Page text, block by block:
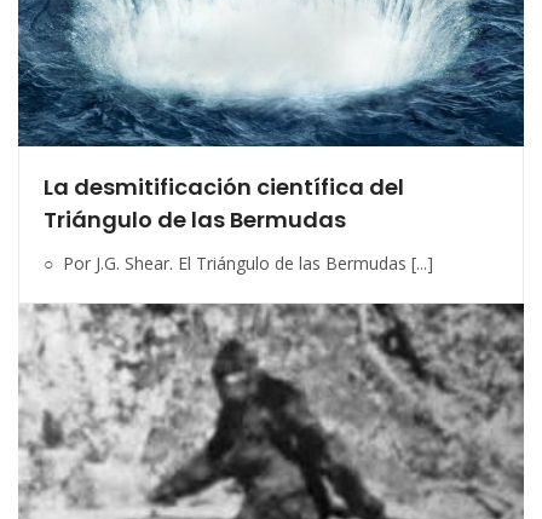
La desmitificación científica del
Triángulo de las Bermudas
○ Por J.G. Shear. El Triángulo de las Bermudas [...]